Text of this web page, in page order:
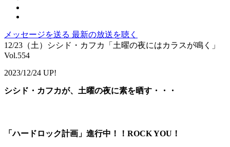
メッセージを送る 最新の放送を聴く
12/23（土）シシド・カフカ「土曜の夜にはカラスが鳴く」
Vol.554
2023/12/24 UP!
シシド・カフカが、土曜の夜に素を晒す・・・
「ハードロック計画」進行中！！ROCK YOU！